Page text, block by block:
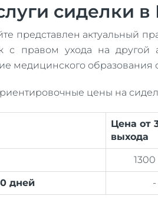
сиделки
представлен актуальный
с правом ухода на
медицинского образования
цены на
Цена от
выхода
1300
дней -